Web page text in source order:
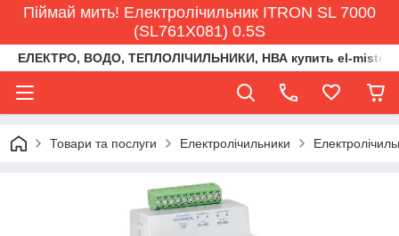
Піймай мить! Електролічильник ITRON SL 7000
(SL761X081) 0.5S
ЕЛЕКТРО, ВОДО, ТЕПЛОЛІЧИЛЬНИКИ, НВА купить el-
Товари та послуги Електролічильники